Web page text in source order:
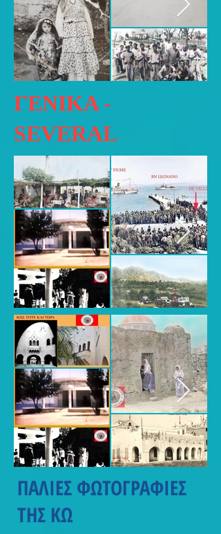
ΓΕΝΙΚA -
SEVERAL
ΠΑΛΙΕΣ ΦΩΤΟΓΡΑΦΙΕΣ
ΤΗΣ ΚΩ